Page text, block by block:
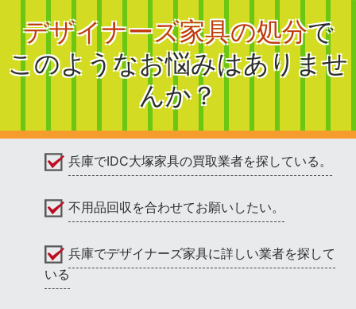
デザイナーズ家具の処分で
このようなお悩みはありませ
んか？
兵庫でIDC大塚家具の買取業者を探している。
不用品回収を合わせてお願いしたい。
兵庫でデザイナーズ家具に詳しい業者を探して
いる